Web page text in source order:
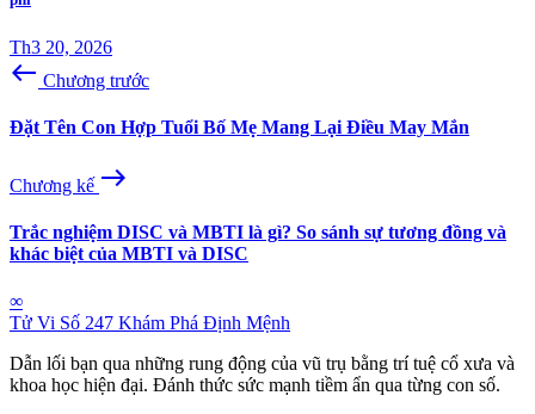
Th3 20, 2026
west Chương trước
Đặt Tên Con Hợp Tuổi Bố Mẹ Mang Lại Điều May Mắn
Chương kế east
Trắc nghiệm DISC và MBTI là gì? So sánh sự tương đồng và
khác biệt của MBTI và DISC
∞
Tử Vi Số 247 Khám Phá Định Mệnh
Dẫn lối bạn qua những rung động của vũ trụ bằng trí tuệ cổ xưa và
khoa học hiện đại. Đánh thức sức mạnh tiềm ẩn qua từng con số.